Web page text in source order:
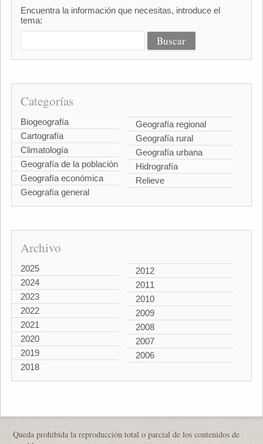
Encuentra la información que necesitas, introduce el
tema:
Categorías
Biogeografía
Cartografía
Climatología
Geografía de la población
Geografía económica
Geografía general
Geografía regional
Geografía rural
Geografía urbana
Hidrografía
Relieve
Archivo
2025
2024
2023
2022
2021
2020
2019
2018
2012
2011
2010
2009
2008
2007
2006
Queda prohibida la reproducción total o parcial de los contenidos de